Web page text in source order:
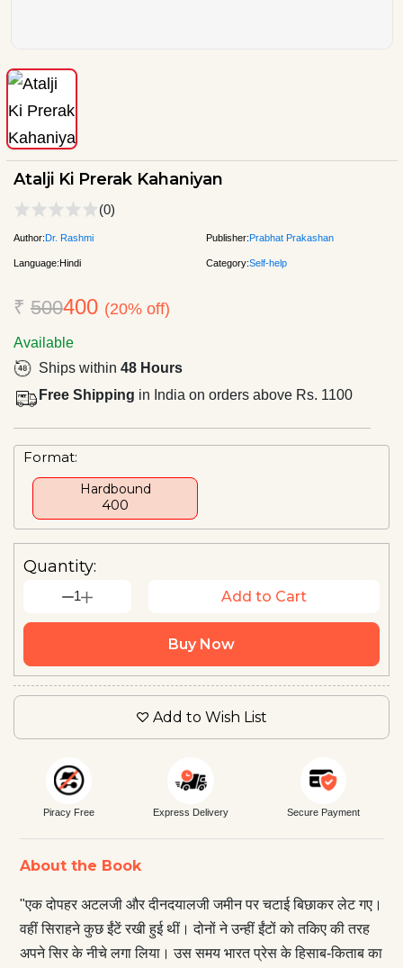
Atalji Ki Prerak Kahaniyan
(0)
Author:Dr. Rashmi Publisher:Prabhat Prakashan
Language:Hindi Category:Self-help
₹ 500400 (20% off)
Available
Ships within 48 Hours
Free Shipping in India on orders above Rs. 1100
Format:
Hardbound
₹400
Quantity:
1 Add to Cart
Buy Now
Add to Wish List
Piracy Free Express Delivery Secure Payment
About the Book
"एक दोपहर अटलजी और दीनदयालजी जमीन पर चटाई बिछाकर लेट गए।
वहीं सिराहने कुछ ईंटें रखी हुई थीं। दोनों ने उन्हीं ईंटों को तकिए की तरह
अपने सिर के नीचे लगा लिया। उस समय भारत प्रेस के हिसाब-किताब का